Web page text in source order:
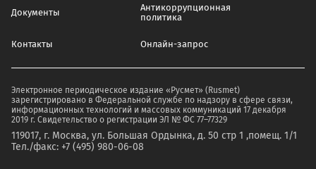
Документы
Антикоррупционная
политика
Контакты Онлайн-запрос
Электронное периодическое издание «Русмет» (Rusmet)
зарегистрировано в Федеральной службе по надзору в сфере связи,
информационных технологий и массовых коммуникаций 17 декабря
2019 г. Свидетельство о регистрации ЭЛ № ФС 77–77329
119017, г. Москва, ул. Большая Ордынка, д. 50 стр 1 ,помещ. 1/1
Тел./факс: +7 (495) 980-06-08